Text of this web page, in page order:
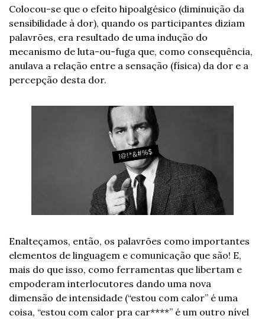
Colocou-se que o efeito hipoalgésico (diminuição da
sensibilidade à dor), quando os participantes diziam
palavrões, era resultado de uma indução do
mecanismo de luta-ou-fuga que, como consequência,
anulava a relação entre a sensação (física) da dor e a
percepção desta dor.
Enalteçamos, então, os palavrões como importantes
elementos de linguagem e comunicação que são! E,
mais do que isso, como ferramentas que libertam e
empoderam interlocutores dando uma nova
dimensão de intensidade (“estou com calor” é uma
coisa, “estou com calor pra car****” é um outro nível